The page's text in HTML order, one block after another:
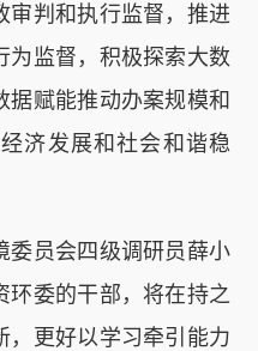
审判和执行监督，推进
为监督，积极探索大数
据赋能推动办案规模和
济发展和社会和谐稳
员会四级调研员薛小
环委的干部，将在持之
，更好以学习牵引能力